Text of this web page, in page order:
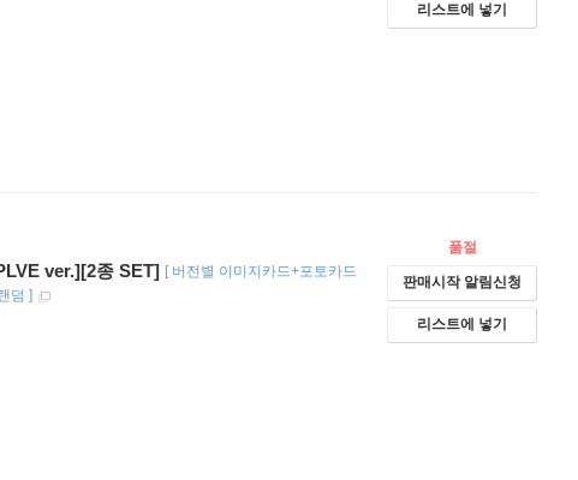
리스트에 넣기
ver.][2종 SET] [ 버전별 이미지카드+포토카드
덤 ]
품절
판매시작 알림신청
리스트에 넣기